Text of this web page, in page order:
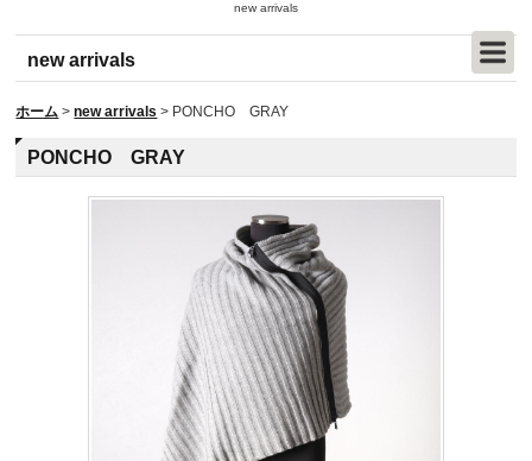
new arrivals
new arrivals
ホーム > new arrivals > PONCHO GRAY
PONCHO GRAY